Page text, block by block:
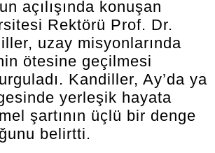
açılışında konuşan
Rektörü Prof. Dr.
uzay misyonlarında
ötesine geçilmesi
Kandiller, Ay’da ya
yerleşik hayata
şartının üçlü bir denge
belirtti.